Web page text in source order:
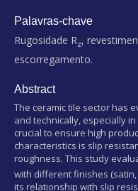
Palavras-chave
Rugosidade Rz,
escorregamento.
Abstract
The ceramic tile sector has
and technically, especially
crucial to ensure high
characteristics is slip
roughness. This study
with different finishes (satin,
its relationship with slip